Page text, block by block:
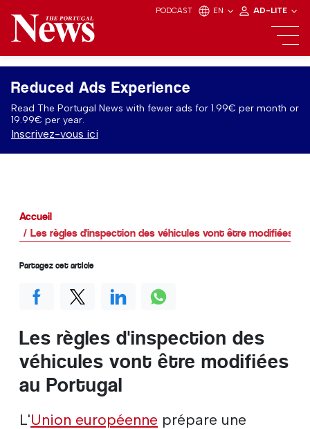
PODCAST EN AD-LITE
Reduced Ads Experience
Read The Portugal News with fewer ads for 1.99€ per month or
19.99€ per year.
Inscrivez-vous ici
Accueil
Les règles d'inspection des véhicules vont être modifiées
Les règles d'inspection des
véhicules vont être modifiées
au Portugal
L'Union européenne prépare une
Partagez cet article